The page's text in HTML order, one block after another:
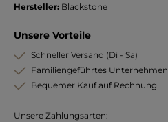
Hersteller: Blackstone
Unsere Vorteile
Schneller Versand (Di - Sa)
Familiengeführtes Unternehmen
Bequemer Kauf auf Rechnung
Unsere Zahlungsarten: